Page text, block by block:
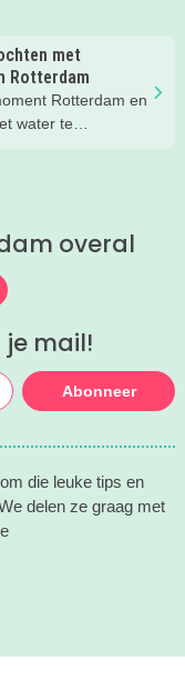
toffe zomeruitjes
die delen we
je!
met
Rotterdam
Rotterdam en
water te
kregen bij Port
superleuke
in de regio, voor
het water met de
overal
Instagram
op Pinterest
ons
mail!
Abonneer
die leuke tips en
delen ze graag met